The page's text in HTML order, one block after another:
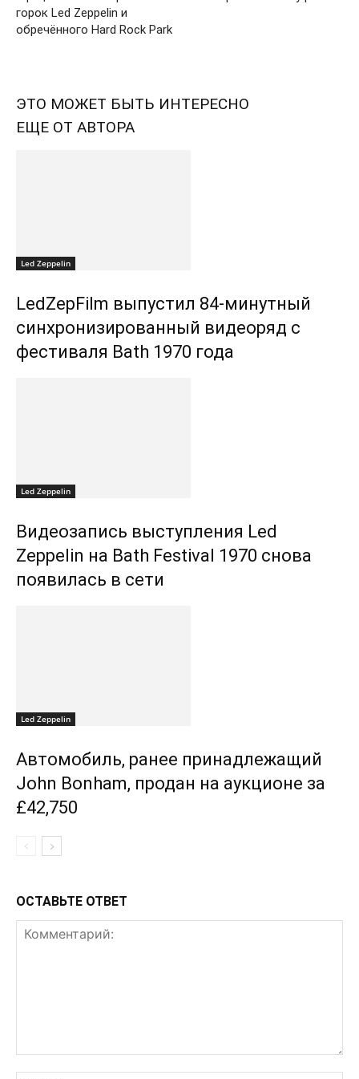
горок Led Zeppelin и
обречённого Hard Rock Park
ЭТО МОЖЕТ БЫТЬ ИНТЕРЕСНО
ЕЩЕ ОТ АВТОРА
Led Zeppelin
LedZepFilm выпустил 84-минутный
синхронизированный видеоряд с
фестиваля Bath 1970 года
Led Zeppelin
Видеозапись выступления Led
Zeppelin на Bath Festival 1970 снова
появилась в сети
Led Zeppelin
Автомобиль, ранее принадлежащий
John Bonham, продан на аукционе за
£42,750
ОСТАВЬТЕ ОТВЕТ